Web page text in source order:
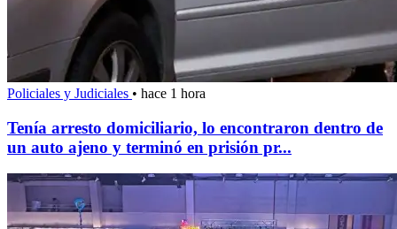
Policiales y Judiciales • hace 1 hora
Tenía arresto domiciliario, lo encontraron dentro de
un auto ajeno y terminó en prisión pr...